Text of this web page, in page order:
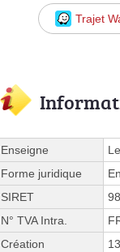
Trajet
Enseigne
Forme juridique
SIRET
N° TVA Intra.
Création